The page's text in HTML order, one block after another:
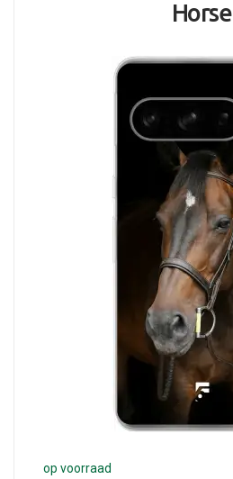
Horse
op voorraad